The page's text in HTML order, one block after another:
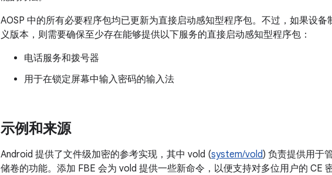
AOSP 中的所有必要程序包均已更新为直接启动感知型程序包。不过，如果设
义版本，则需要确保至少存在能够提供以下服务的直接启动感知型程序包：
电话服务和拨号器
用于在锁定屏幕中输入密码的输入法
示例和来源
Android 提供了文件级加密的参考实现，其中 vold (system/vold) 负责提供用于
储卷的功能。添加 FBE 会为 vold 提供一些新命令，以便支持对多位用户的 CE